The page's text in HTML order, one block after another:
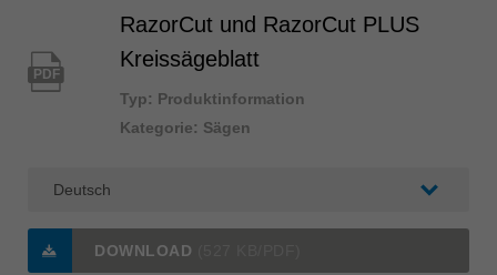
PDF
RazorCut und RazorCut PLUS
Kreissägeblatt
Typ: Produktinformation
Kategorie: Sägen
DOWNLOAD